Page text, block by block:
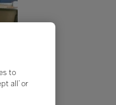
to
all’ or